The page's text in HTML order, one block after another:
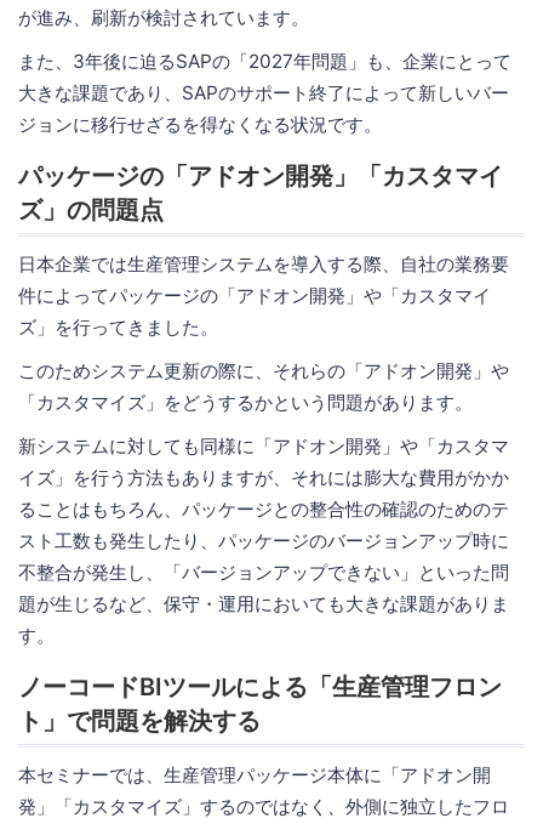
が進み、刷新が検討されています。
また、3年後に迫るSAPの「2027年問題」も、企業にとって
大きな課題であり、SAPのサポート終了によって新しいバー
ジョンに移行せざるを得なくなる状況です。
パッケージの「アドオン開発」「カスタマイ
ズ」の問題点
日本企業では生産管理システムを導入する際、自社の業務要
件によってパッケージの「アドオン開発」や「カスタマイ
ズ」を行ってきました。
このためシステム更新の際に、それらの「アドオン開発」や
「カスタマイズ」をどうするかという問題があります。
新システムに対しても同様に「アドオン開発」や「カスタマ
イズ」を行う方法もありますが、それには膨大な費用がかか
ることはもちろん、パッケージとの整合性の確認のためのテ
スト工数も発生したり、パッケージのバージョンアップ時に
不整合が発生し、「バージョンアップできない」といった問
題が生じるなど、保守・運用においても大きな課題がありま
す。
ノーコードBIツールによる「生産管理フロン
ト」で問題を解決する
本セミナーでは、生産管理パッケージ本体に「アドオン開
発」「カスタマイズ」するのではなく、外側に独立したフロ